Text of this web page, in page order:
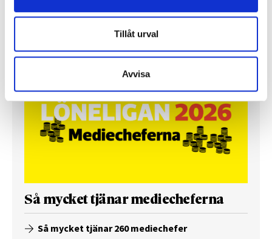
Tillåt urval
Avvisa
Så mycket tjänar vi – och våra chefer
Så mycket tjänar mediecheferna
Så mycket tjänar 260 mediechefer